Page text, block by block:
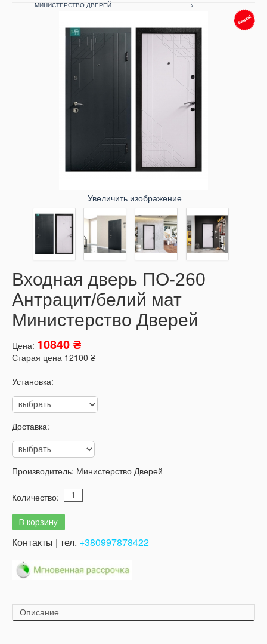
МИНИСТЕРСТВО ДВЕРЕЙ
>
Увеличить изображение
Входная дверь ПО-260
Антрацит/белий мат
Министерство Дверей
Цена: 10840 ₴
Старая цена 12100 ₴
Установка:
Доставка:
Производитель: Министерство Дверей
Количество:
Контакты | тел. +380997878422
Описание